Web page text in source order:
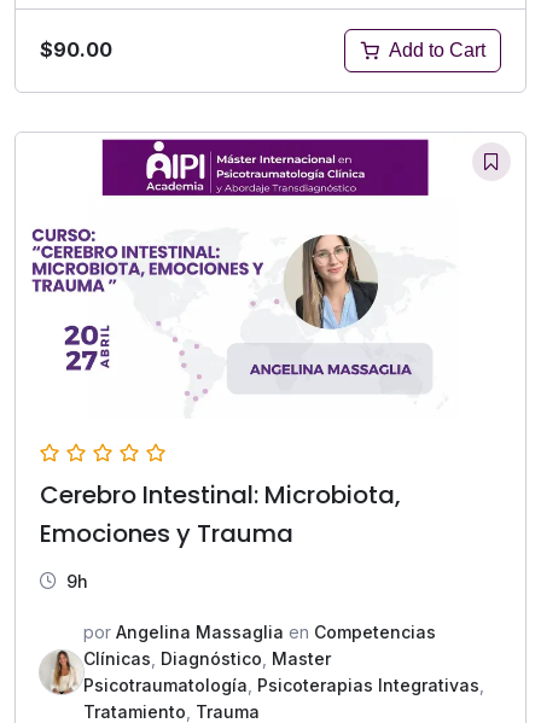
$90.00 Add to Cart
Cerebro Intestinal: Microbiota,
Emociones y Trauma
9h
por Angelina Massaglia en Competencias
Clínicas Diagnóstico Master
Psicotraumatología Psicoterapias Integrativas
Tratamiento Trauma